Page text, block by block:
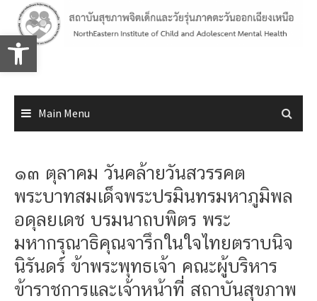
Open toolbar
content
Main Menu
๑๓ ตุลาคม วันคล้ายวันสวรรคต
พระบาทสมเด็จพระปรมินทรมหาภูมิพล
อดุลยเดช บรมนาถบพิตร พระ
มหากรุณาธิคุณจารึกในใจไทยตราบนิจ
นิรันดร์ ข้าพระพุทธเจ้า คณะผู้บริหาร
ข้าราชการและเจ้าหน้าที่ สถาบันสุขภาพ